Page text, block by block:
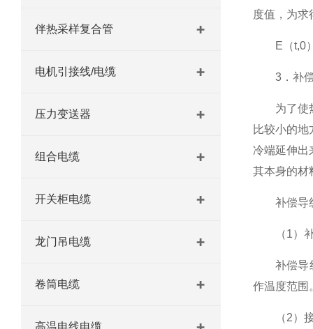
伴热采样复合管
电机引接线/电缆
压力变送器
组合电缆
开关柜电缆
龙门吊电缆
卷筒电缆
高温电线电缆
度值，为求
E（t,0）
3．补偿
为了使热
比较小的
冷端延伸出
其本身的材
补偿导线
（1）补
补偿导线
作温度范
（2）接